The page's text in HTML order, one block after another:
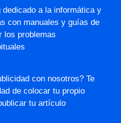
dedicado a la informática y
con manuales y guías de
los problemas
con nosotros? Te
de colocar tu propio
tu artículo